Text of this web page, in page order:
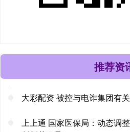
推荐资
大彩配资 被控与电诈集团有
上上通 国家医保局：动态调